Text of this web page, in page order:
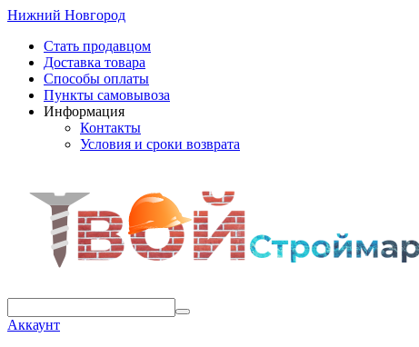
Нижний Новгород
Стать продавцом
Доставка товара
Способы оплаты
Пункты самовывоза
Информация
Контакты
Условия и сроки возврата
Аккаунт